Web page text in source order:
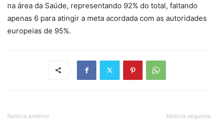
na área da Saúde, representando 92% do total, faltando
apenas 6 para atingir a meta acordada com as autoridades
europeias de 95%.
Notícia anterior Notícia seguinte